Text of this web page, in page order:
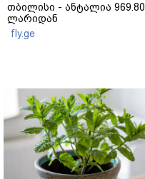
თბილისი - ანტალია 969.80
ლარიდან
fly.ge